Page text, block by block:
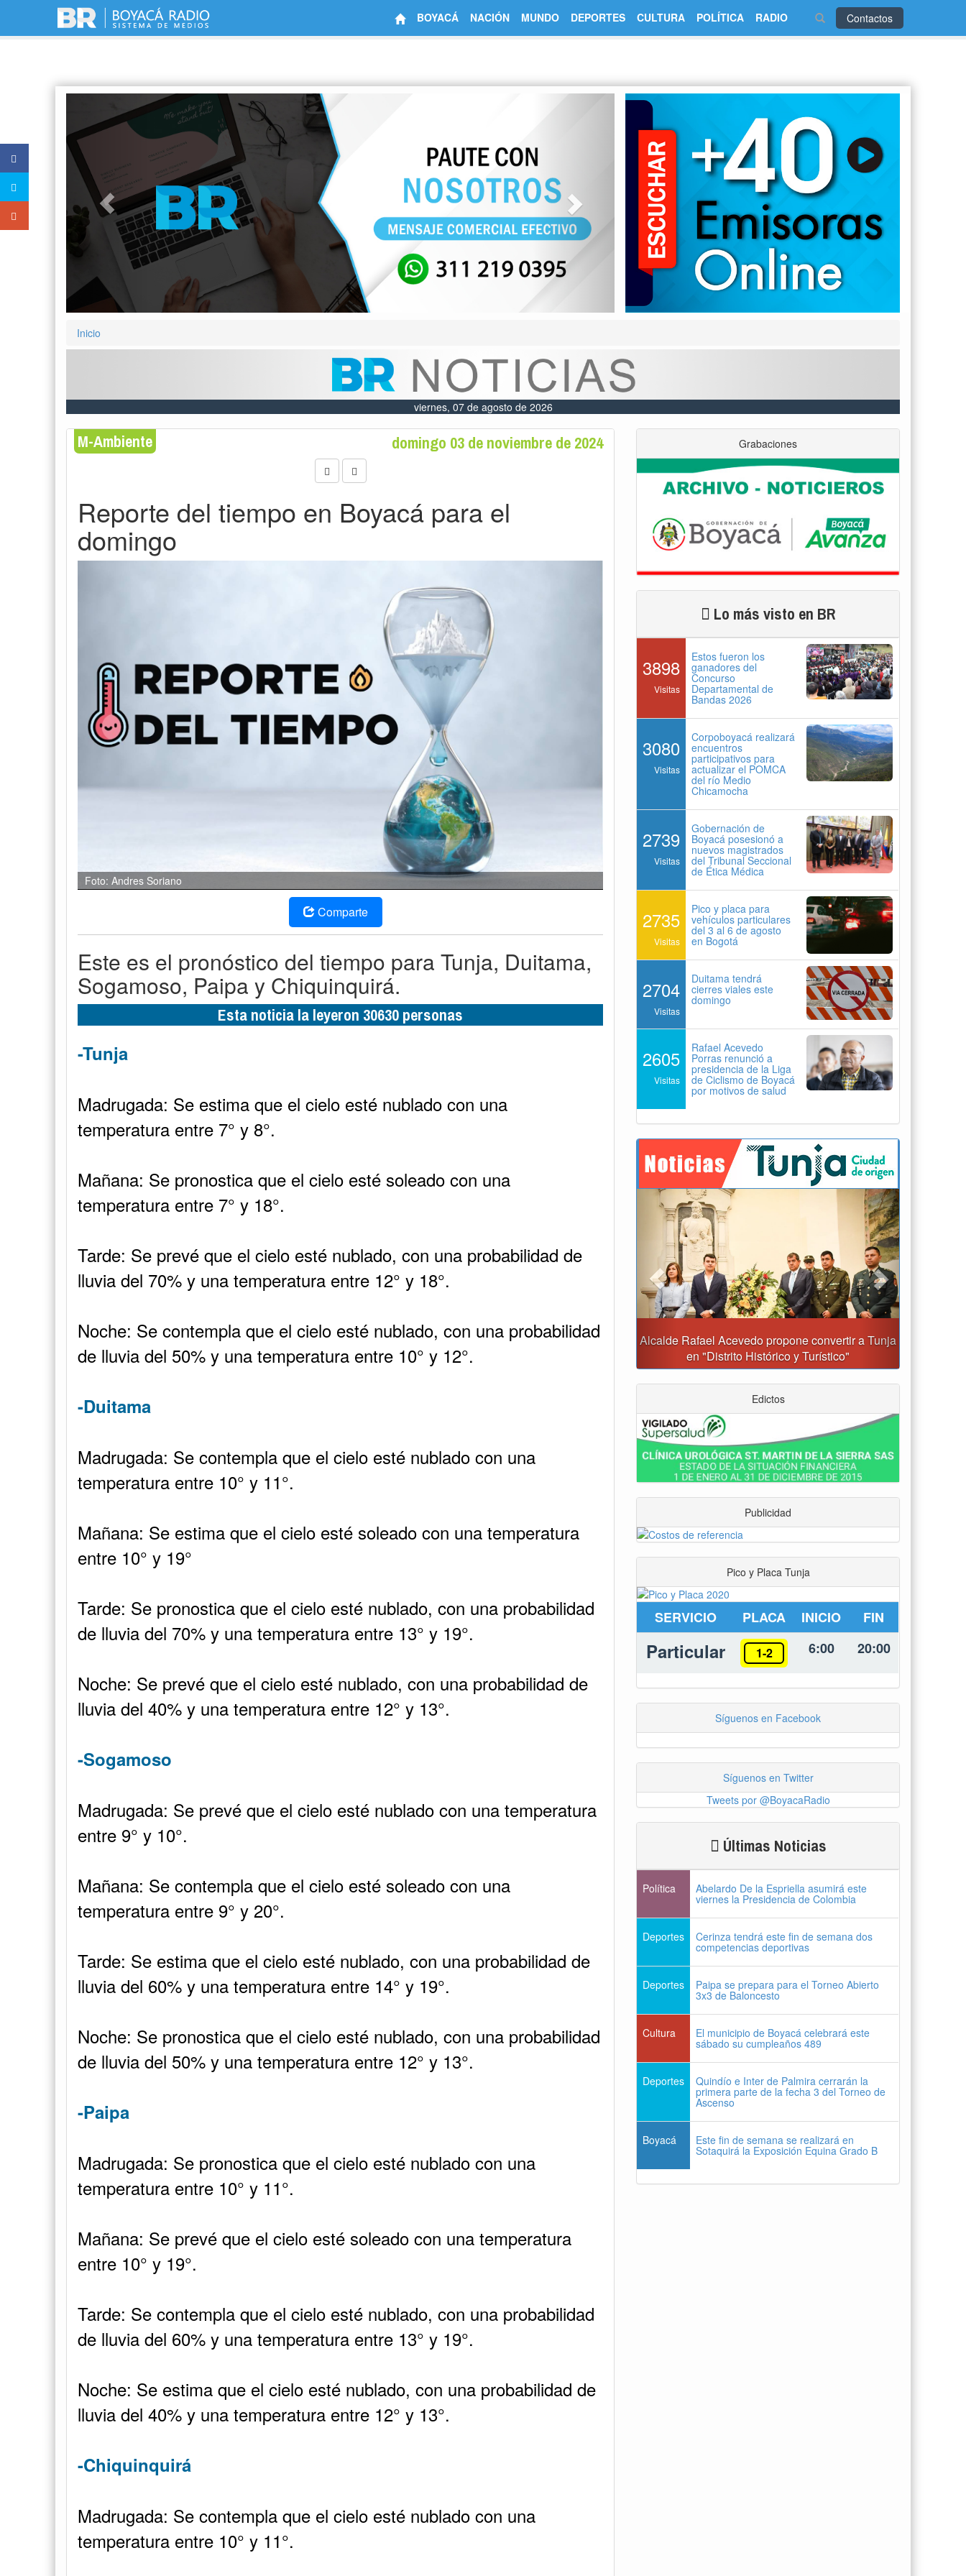
Contactos
BOYACÁ NACIÓN MUNDO DEPORTES CULTURA POLÍTICA RADIO
Previous
Inicio
viernes, 07 de agosto de 2026
M-Ambiente domingo 03 de noviembre de 2024
Reporte del tiempo en Boyacá para el
domingo
Foto: Andres Soriano
Comparte
Este es el pronóstico del tiempo para Tunja, Duitama,
Sogamoso, Paipa y Chiquinquirá.
Esta noticia la leyeron 30630 personas
-Tunja
Madrugada: Se estima que el cielo esté nublado con una
temperatura entre 7° y 8°.
Mañana: Se pronostica que el cielo esté soleado con una
temperatura entre 7° y 18°.
Tarde: Se prevé que el cielo esté nublado, con una probabilidad de
lluvia del 70% y una temperatura entre 12° y 18°.
Noche: Se contempla que el cielo esté nublado, con una probabilidad
de lluvia del 50% y una temperatura entre 10° y 12°.
-Duitama
Madrugada: Se contempla que el cielo esté nublado con una
temperatura entre 10° y 11°.
Mañana: Se estima que el cielo esté soleado con una temperatura
entre 10° y 19°
Tarde: Se pronostica que el cielo esté nublado, con una probabilidad
de lluvia del 70% y una temperatura entre 13° y 19°.
Noche: Se prevé que el cielo esté nublado, con una probabilidad de
lluvia del 40% y una temperatura entre 12° y 13°.
-Sogamoso
Madrugada: Se prevé que el cielo esté nublado con una temperatura
entre 9° y 10°.
Mañana: Se contempla que el cielo esté soleado con una
temperatura entre 9° y 20°.
Tarde: Se estima que el cielo esté nublado, con una probabilidad de
lluvia del 60% y una temperatura entre 14° y 19°.
Noche: Se pronostica que el cielo esté nublado, con una probabilidad
de lluvia del 50% y una temperatura entre 12° y 13°.
-Paipa
Madrugada: Se pronostica que el cielo esté nublado con una
temperatura entre 10° y 11°.
Mañana: Se prevé que el cielo esté soleado con una temperatura
entre 10° y 19°.
Tarde: Se contempla que el cielo esté nublado, con una probabilidad
de lluvia del 60% y una temperatura entre 13° y 19°.
Noche: Se estima que el cielo esté nublado, con una probabilidad de
lluvia del 40% y una temperatura entre 12° y 13°.
-Chiquinquirá
Madrugada: Se contempla que el cielo esté nublado con una
temperatura entre 10° y 11°.
Grabaciones
Lo más visto en BR
3898
Visitas
Estos fueron los
ganadores del
Concurso
Departamental de
Bandas 2026
3080
Visitas
Corpoboyacá realizará
encuentros
participativos para
actualizar el POMCA
del río Medio
Chicamocha
2739
Visitas
Gobernación de
Boyacá posesionó a
nuevos magistrados
del Tribunal Seccional
de Ética Médica
2735
Visitas
Pico y placa para
vehículos particulares
del 3 al 6 de agosto
en Bogotá
2704
Visitas
Duitama tendrá
cierres viales este
domingo
2605
Visitas
Rafael Acevedo
Porras renunció a
presidencia de la Liga
de Ciclismo de Boyacá
por motivos de salud
Gobernación y Alcaldía de Tunja revisan 120
proyectos con inversiones superiores a $385.000
millones
Previous Next
Edictos
Publicidad
Pico y Placa Tunja
SERVICIO PLACA INICIO FIN
Particular 1-2 6:00 20:00
Síguenos en Facebook
Síguenos en Twitter
Tweets por @BoyacaRadio
Últimas Noticias
Política Abelardo De la Espriella asumirá este
viernes la Presidencia de Colombia
Deportes Cerinza tendrá este fin de semana dos
competencias deportivas
Deportes Paipa se prepara para el Torneo Abierto
3x3 de Baloncesto
Cultura El municipio de Boyacá celebrará este
sábado su cumpleaños 489
Deportes Quindío e Inter de Palmira cerrarán la
primera parte de la fecha 3 del Torneo de
Ascenso
Boyacá Este fin de semana se realizará en
Sotaquirá la Exposición Equina Grado B